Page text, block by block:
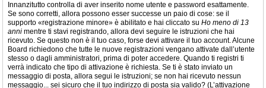
Innanzitutto controlla di aver inserito nome utente e password esattamente.
Se sono corretti, allora possono esser successe un paio di cose: se il
supporto «registrazione minore» è abilitato e hai cliccato su Ho meno di 13
anni mentre ti stavi registrando, allora devi seguire le istruzioni che hai
ricevuto. Se questo non è il tuo caso, forse devi attivare il tuo account. Alcune
Board richiedono che tutte le nuove registrazioni vengano attivate dall’utente
stesso o dagli amministratori, prima di poter accedere. Quando ti registri ti
verrà indicato che tipo di attivazione è richiesta. Se ti è stato inviato un
messaggio di posta, allora segui le istruzioni; se non hai ricevuto nessun
messaggio... sei sicuro che il tuo indirizzo di posta sia valido? (L’attivazione